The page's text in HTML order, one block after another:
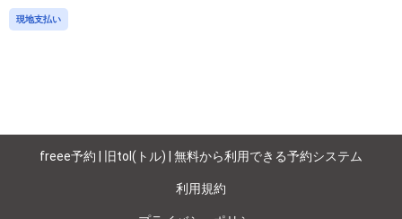
現地支払い
freee予約 | 旧tol(トル) | 無料から利用できる予約システム
利用規約